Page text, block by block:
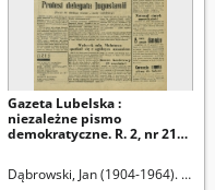
Gazeta Lubelska :
niezależne pismo
demokratyczne. R. 2, nr 210
Dąbrowski, Jan (1904-1964). Red